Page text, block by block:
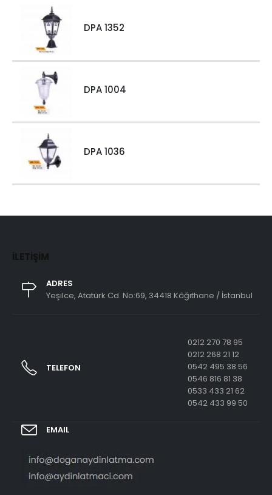
DPA 1352
DPA 1004
DPA 1036
İLETIŞIM
ADRES
Yeşilce, Atatürk Cd. No:69, 34418 Kâğıthane / İstanbul
TELEFON
0212 270 78 95
0212 268 21 12
0542 495 38 56
0546 816 81 38
0533 433 21 62
0542 433 99 50
EMAIL